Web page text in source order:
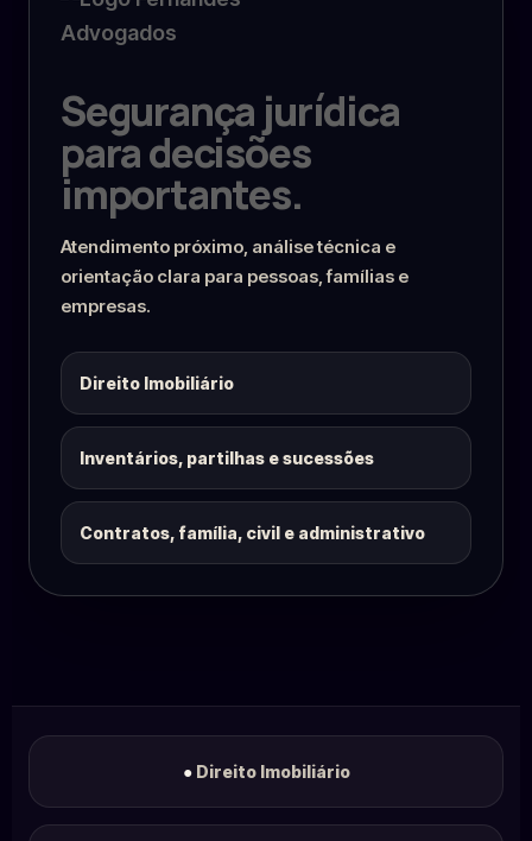
Segurança jurídica
para decisões
importantes.
Atendimento próximo, análise técnica e
orientação clara para pessoas, famílias e
empresas.
Direito Imobiliário
Inventários, partilhas e sucessões
Contratos, família, civil e administrativo
●Direito Imobiliário